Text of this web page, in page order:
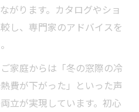
がります。カタログやショ
し、専門家のアドバイスを
家庭からは「冬の窓際の冷
費が下がった」といった声
立が実現しています。初心